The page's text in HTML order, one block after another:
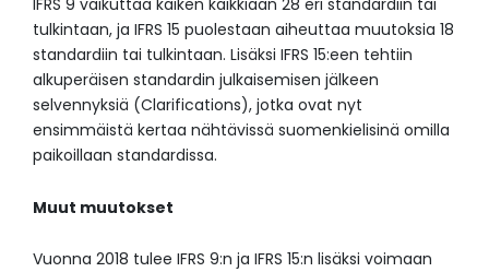
IFRS 9 vaikuttaa kaiken kaikkiaan 28 eri standardiin tai
tulkintaan, ja IFRS 15 puolestaan aiheuttaa muutoksia 18
standardiin tai tulkintaan. Lisäksi IFRS 15:een tehtiin
alkuperäisen standardin julkaisemisen jälkeen
selvennyksiä (Clarifications), jotka ovat nyt
ensimmäistä kertaa nähtävissä suomenkielisinä omilla
paikoillaan standardissa.
Muut muutokset
Vuonna 2018 tulee IFRS 9:n ja IFRS 15:n lisäksi voimaan